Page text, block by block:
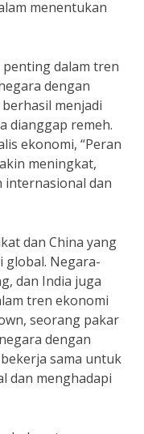
menentukan
penting dalam tren
dengan
menjadi
dianggap remeh.
ekonomi, “Peran
meningkat,
internasional dan
dan China yang
global. Negara-
dan India juga
tren ekonomi
seorang pakar
dengan
sama untuk
dan menghadapi